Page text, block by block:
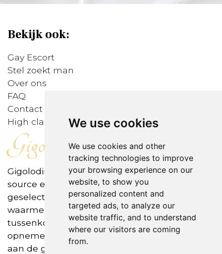
We use cookies
We use cookies and other
tracking technologies to improve
your browsing experience on our
website, to show you
personalized content and
targeted ads, to analyze our
website traffic, and to understand
where our visitors are coming
from.
Bekijk ook:
Gay Escort
Stel zoekt man
Over ons
FAQ
Contact
High class gigolo's
Gigolodirect
Gigolodirect is het eerste internationale open-
source escortbureau, met zorgvuldig
geselecteerde en gescreende gigolo's
waarmee klanten 24-7 en zonder
tussenkomst van het bureau contact kunnen
opnemen. Betalingen worden rechtstreeks
aan de gigolo gedaan.